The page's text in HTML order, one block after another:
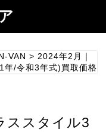
VAN > 2024年2月｜
年/令和3年式)買取価格
ススタイル3